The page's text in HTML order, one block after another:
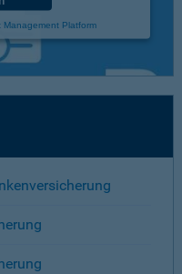
Management Platform